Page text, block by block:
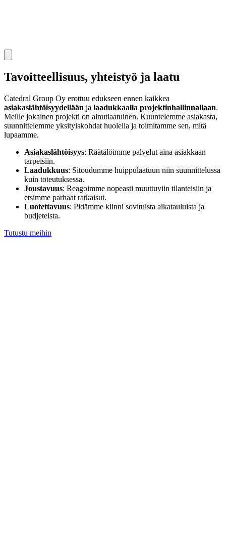
Tavoitteellisuus, yhteistyö ja laatu
Catedral Group Oy erottuu edukseen ennen kaikkea
asiakaslähtöisyydellään ja laadukkaalla projektinhallinnallaan.
Meille jokainen projekti on ainutlaatuinen. Kuuntelemme asiakasta,
suunnittelemme yksityiskohdat huolella ja toimitamme sen, mitä
lupaamme.
Asiakaslähtöisyys: Räätälöimme palvelut aina asiakkaan
tarpeisiin.
Laadukkuus: Sitoudumme huippulaatuun niin suunnittelussa
kuin toteutuksessa.
Joustavuus: Reagoimme nopeasti muuttuviin tilanteisiin ja
etsimme parhaat ratkaisut.
Luotettavuus: Pidämme kiinni sovituista aikatauluista ja
budjeteista.
Tutustu meihin